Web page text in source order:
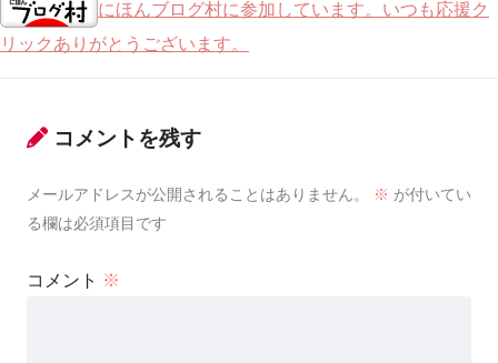
にほんブログ村に参加しています。いつも応援ク
リックありがとうございます。
コメントを残す
メールアドレスが公開されることはありません。 ※ が付いてい
る欄は必須項目です
コメント ※